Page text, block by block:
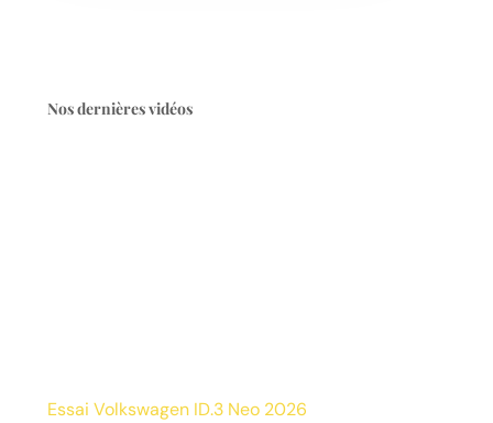
Nos dernières vidéos
Essai Volkswagen ID.3 Neo 2026